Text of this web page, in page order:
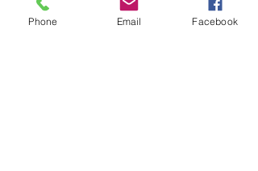
Phone Email Facebook